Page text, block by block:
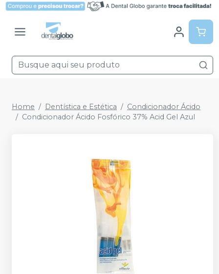
Home Dentística e Estética
Condicionador Ácido
Condicionador Ácido Fosfórico 37% Acid Gel Azul